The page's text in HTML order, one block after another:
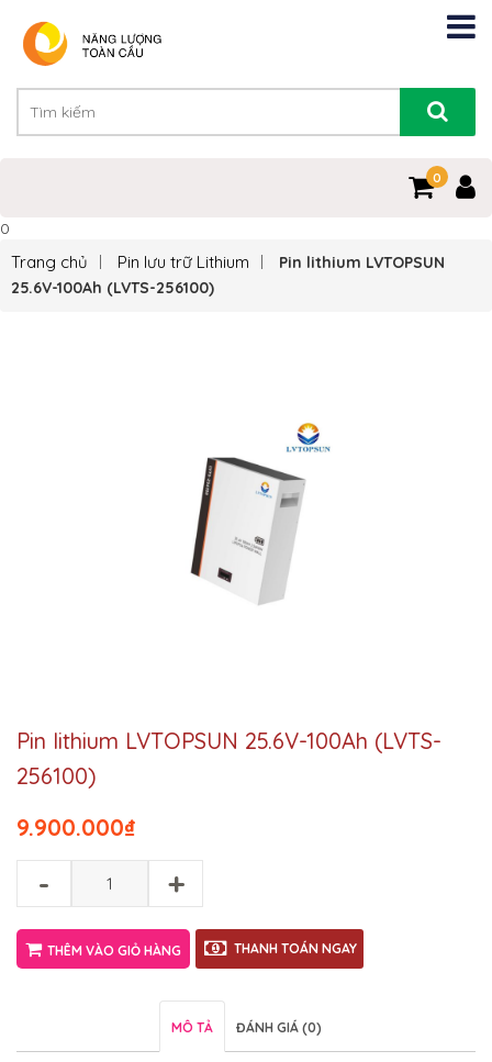
0
0
Trang chủ Pin lưu trữ Lithium
Pin lithium LVTOPSUN
25.6V-100Ah (LVTS-256100)
Pin lithium LVTOPSUN 25.6V-100Ah (LVTS-
256100)
₫
9.900.000
- +
THÊM VÀO GIỎ HÀNG THANH TOÁN NGAY
MÔ TẢ ĐÁNH GIÁ (0)